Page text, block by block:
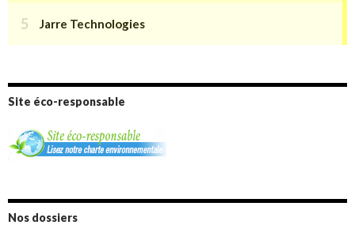
Site éco-responsable
Nos dossiers